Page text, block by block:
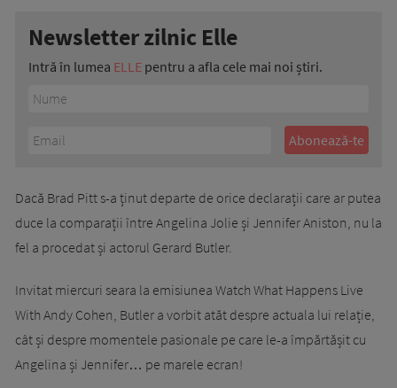
Newsletter zilnic Elle
Intră în lumea ELLE pentru a afla cele mai noi știri.
Dacă Brad Pitt s-a ținut departe de orice declarații care ar putea
duce la comparații între Angelina Jolie și Jennifer Aniston, nu la
fel a procedat și actorul Gerard Butler.
Invitat miercuri seara la emisiunea Watch What Happens Live
With Andy Cohen, Butler a vorbit atăt despre actuala lui relație,
cât și despre momentele pasionale pe care le-a împărtășit cu
Angelina și Jennifer… pe marele ecran!